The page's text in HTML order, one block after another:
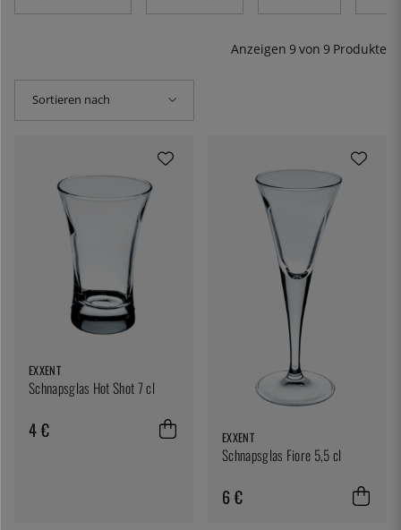
Anzeigen 9von 9 Produkte
Sortieren nach
EXXENT
Schnapsglas Hot Shot 7 cl
4 € EXXENT
Schnapsglas Fiore 5,5 cl
6 €